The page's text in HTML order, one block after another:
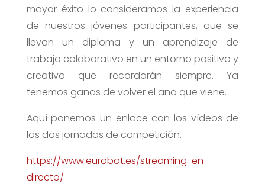
mayor éxito lo consideramos la experiencia
de nuestros jóvenes participantes, que se
llevan un diploma y un aprendizaje de
trabajo colaborativo en un entorno positivo y
creativo que recordarán siempre. Ya
tenemos ganas de volver el año que viene.
Aquí ponemos un enlace con los vídeos de
las dos jornadas de competición.
https://www.eurobot.es/streaming-en-
directo/